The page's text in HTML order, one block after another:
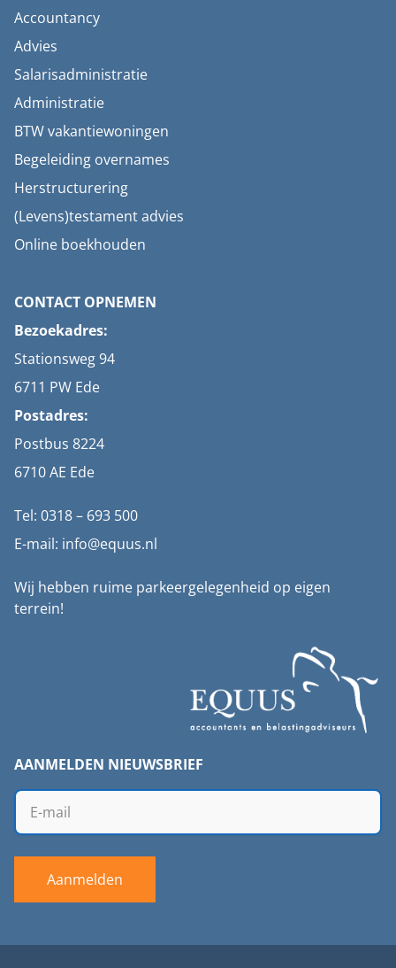
Accountancy
Advies
Salarisadministratie
Administratie
BTW vakantiewoningen
Begeleiding overnames
Herstructurering
(Levens)testament advies
Online boekhouden
CONTACT OPNEMEN
Bezoekadres:
Stationsweg 94
6711 PW Ede
Postadres:
Postbus 8224
6710 AE Ede
Tel: 0318 – 693 500
E-mail: info@equus.nl
Wij hebben ruime parkeergelegenheid op eigen
terrein!
AANMELDEN NIEUWSBRIEF
Aanmelden